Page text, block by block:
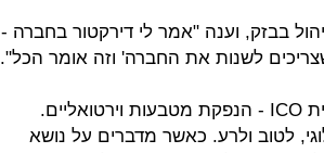
בבזק, וענה "אמר לי דירקטור בחברה -
לשנות את החברה' וזה אומר הכל".
בהמשך השיחה התייחס האוזר לטכנולוגיית ICO - הנפקת מטבעות וירטואליים.
לטוב ולרע. כאשר מדברים על נושא